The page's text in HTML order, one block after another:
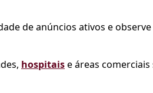
de anúncios ativos e
hospitaise áreas